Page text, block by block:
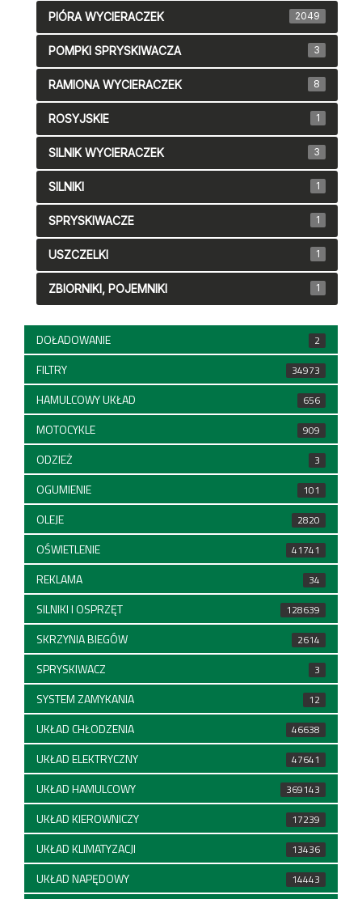
PIÓRA WYCIERACZEK 2049
POMPKI SPRYSKIWACZA 3
RAMIONA WYCIERACZEK 8
ROSYJSKIE 1
SILNIK WYCIERACZEK 3
SILNIKI 1
SPRYSKIWACZE 1
USZCZELKI 1
ZBIORNIKI, POJEMNIKI 1
DOŁADOWANIE 2
FILTRY 34973
HAMULCOWY UKŁAD 656
MOTOCYKLE 909
ODZIEŻ 3
OGUMIENIE 101
OLEJE 2820
OŚWIETLENIE 41741
REKLAMA 34
SILNIKI I OSPRZĘT 128639
SKRZYNIA BIEGÓW 2614
SPRYSKIWACZ 3
SYSTEM ZAMYKANIA 12
UKŁAD CHŁODZENIA 46638
UKŁAD ELEKTRYCZNY 47641
UKŁAD HAMULCOWY 369143
UKŁAD KIEROWNICZY 17239
UKŁAD KLIMATYZACJI 13436
UKŁAD NAPĘDOWY 14443